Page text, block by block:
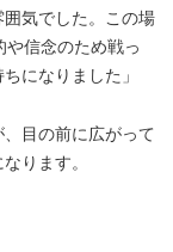
気でした。この場
信念のため戦っ
になりました」
目の前に広がって
ります。